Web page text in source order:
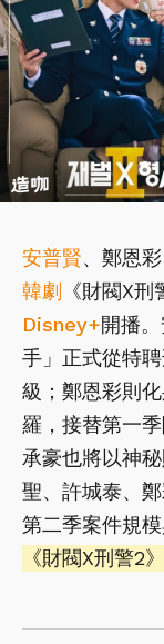
安普賢、鄭恩
韓劇
《財閥X
Disney+開播
手」正式從特
級；鄭恩彩則
羅，接替第一
承豪也將以神
聖、許城泰、
第二季案件規
《財閥X刑警2